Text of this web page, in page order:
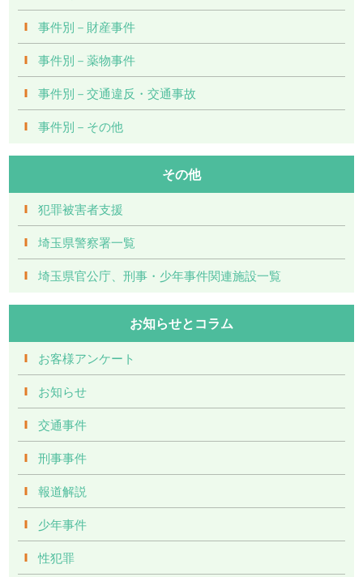
事件別－財産事件
事件別－薬物事件
事件別－交通違反・交通事故
事件別－その他
その他
犯罪被害者支援
埼玉県警察署一覧
埼玉県官公庁、刑事・少年事件関連施設一覧
お知らせとコラム
お客様アンケート
お知らせ
交通事件
刑事事件
報道解説
少年事件
性犯罪